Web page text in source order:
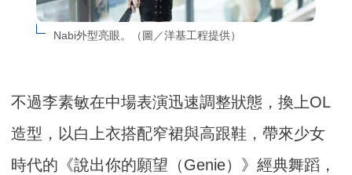
Nabi外型亮眼。（圖／洋基工程提供）
不過李素敏在中場表演迅速調整狀態，換上OL
造型，以白上衣搭配窄裙與高跟鞋，帶來少女
時代的《說出你的願望（Genie）》經典舞蹈，